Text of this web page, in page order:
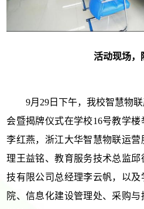
活动现场，
9月 29日下午， 我校智慧物
会暨揭牌仪式在学校16号教学楼
李红燕，浙江大华智慧物联运
理王益铭、教育服务技术总监
技有限公司总经理李云帆，以
院、 信息化建设管理处、 采购与